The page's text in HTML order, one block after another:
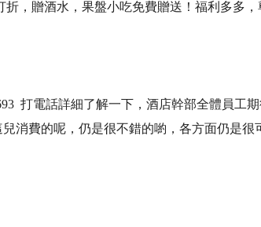
，贈酒水，果盤小吃免費贈送！福利多多，
打電話詳細了解一下，酒店幹部全體員工
消費的呢，仍是很不錯的喲，各方面仍是很